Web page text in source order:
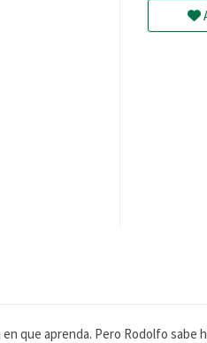
que aprenda. Pero Rodolfo sabe